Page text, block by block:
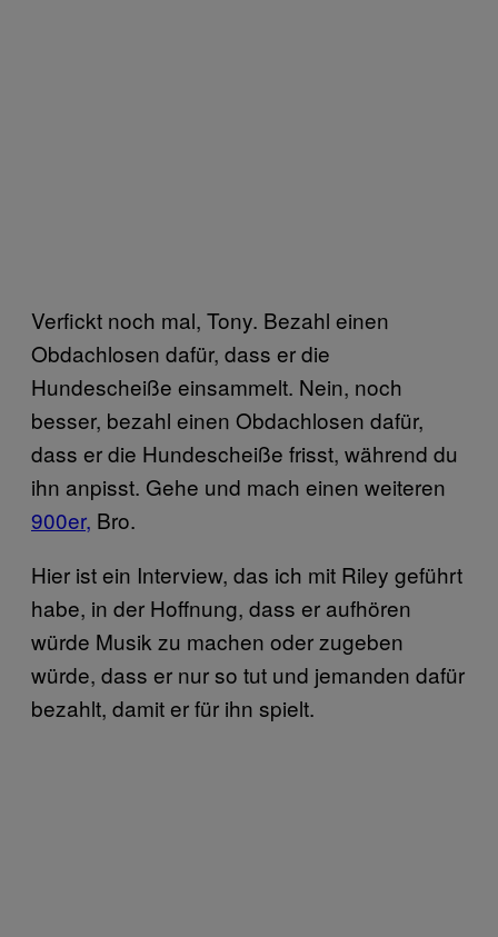
Verfickt noch mal, Tony. Bezahl einen
Obdachlosen dafür, dass er die
Hundescheiße einsammelt. Nein, noch
besser, bezahl einen Obdachlosen dafür,
dass er die Hundescheiße frisst, während du
ihn anpisst. Gehe und mach einen weiteren
900er, Bro.
Hier ist ein Interview, das ich mit Riley geführt
habe, in der Hoffnung, dass er aufhören
würde Musik zu machen oder zugeben
würde, dass er nur so tut und jemanden dafür
bezahlt, damit er für ihn spielt.